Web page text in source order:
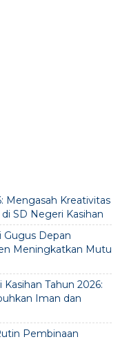
Mengasah Kreativitas
SD Negeri Kasihan
Gugus Depan
Meningkatkan Mutu
Tahun 2026:
Iman dan
Pembinaan